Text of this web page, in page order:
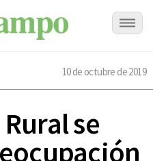
10 de octubre de 2019
se